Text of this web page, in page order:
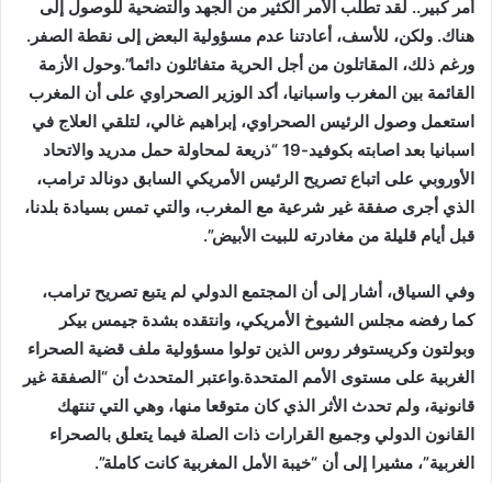
أمر كبير.. لقد تطلب الأمر الكثير من الجهد والتضحية للوصول إلى
هناك. ولكن، للأسف، أعادتنا عدم مسؤولية البعض إلى نقطة الصفر.
ورغم ذلك، المقاتلون من أجل الحرية متفائلون دائما”.وحول الأزمة
القائمة بين المغرب واسبانيا، أكد الوزير الصحراوي على أن المغرب
استعمل وصول الرئيس الصحراوي، إبراهيم غالي، لتلقي العلاج في
اسبانيا بعد اصابته بكوفيد-19 “ذريعة لمحاولة حمل مدريد والاتحاد
الأوروبي على اتباع تصريح الرئيس الأمريكي السابق دونالد ترامب،
الذي أجرى صفقة غير شرعية مع المغرب، والتي تمس بسيادة بلدنا،
قبل أيام قليلة من مغادرته للبيت الأبيض”.
وفي السياق، أشار إلى أن المجتمع الدولي لم يتبع تصريح ترامب،
كما رفضه مجلس الشيوخ الأمريكي، وانتقده بشدة جيمس بيكر
وبولتون وكريستوفر روس الذين تولوا مسؤولية ملف قضية الصحراء
الغربية على مستوى الأمم المتحدة.واعتبر المتحدث أن “الصفقة غير
قانونية، ولم تحدث الأثر الذي كان متوقعا منها، وهي التي تنتهك
القانون الدولي وجميع القرارات ذات الصلة فيما يتعلق بالصحراء
الغربية”، مشيرا إلى أن “خيبة الأمل المغربية كانت كاملة”.